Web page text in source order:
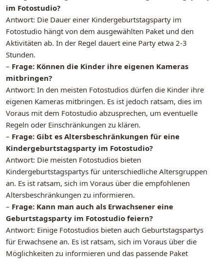
im Fotostudio?
Antwort: Die Dauer einer Kindergeburtstagsparty im
Fotostudio hängt von dem ausgewählten Paket und den
Aktivitäten ab. In der Regel dauert eine Party etwa 2-3
Stunden.
– Frage: Können die Kinder ihre eigenen Kameras
mitbringen?
Antwort: In den meisten Fotostudios dürfen die Kinder ihre
eigenen Kameras mitbringen. Es ist jedoch ratsam, dies im
Voraus mit dem Fotostudio abzusprechen, um eventuelle
Regeln oder Einschränkungen zu klären.
– Frage: Gibt es Altersbeschränkungen für eine
Kindergeburtstagsparty im Fotostudio?
Antwort: Die meisten Fotostudios bieten
Kindergeburtstagspartys für unterschiedliche Altersgruppen
an. Es ist ratsam, sich im Voraus über die empfohlenen
Altersbeschränkungen zu informieren.
– Frage: Kann man auch als Erwachsener eine
Geburtstagsparty im Fotostudio feiern?
Antwort: Einige Fotostudios bieten auch Geburtstagspartys
für Erwachsene an. Es ist ratsam, sich im Voraus über die
Möglichkeiten zu informieren und das passende Paket